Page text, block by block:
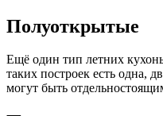
Полуоткрытые
Ещё один тип летних
таких построек есть одна,
могут быть